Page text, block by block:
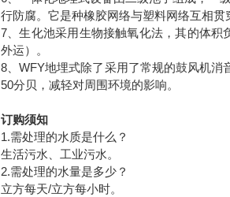
行防腐。它是种橡胶网络与塑料网络互相
7 、生化池采用生物接触氧化法，其的体
外运）。
8 、WFY地埋式除了采用了常规的鼓风机消
50分贝，减轻对周围环境的影响。
订购须知
1.需处理的水质是什么？
生活污水、工业污水。
2.需处理的水量是多少？
立方每天/立方每小时。